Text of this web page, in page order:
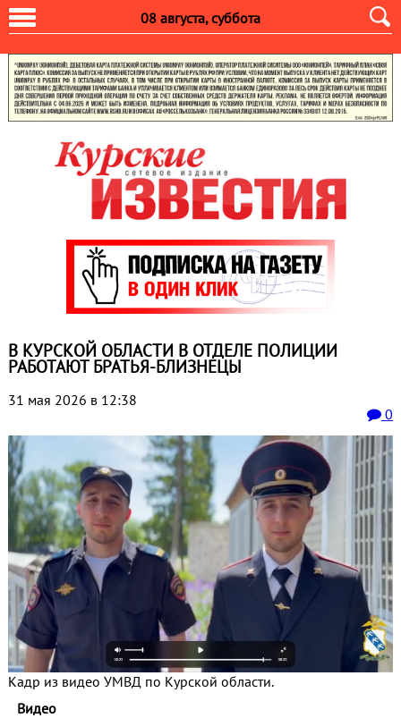
08 августа, суббота
В КУРСКОЙ ОБЛАСТИ В ОТДЕЛЕ ПОЛИЦИИ
РАБОТАЮТ БРАТЬЯ-БЛИЗНЕЦЫ
31 мая 2026 в 12:38
0
Кадр из видео УМВД по Курской области.
Видео